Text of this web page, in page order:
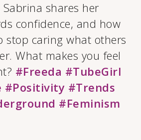
shares her
confidence, and how
stop caring what others
What makes you feel
#Freeda #TubeGirl
#Positivity #Trends
#Feminism